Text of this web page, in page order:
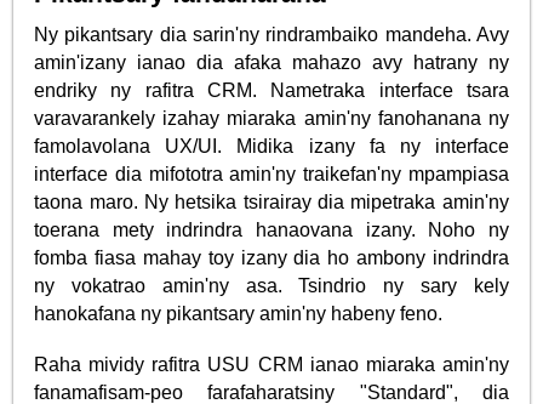
Ny pikantsary dia sarin'ny rindrambaiko mandeha. Avy
amin'izany ianao dia afaka mahazo avy hatrany ny
endriky ny rafitra CRM. Nametraka interface tsara
varavarankely izahay miaraka amin'ny fanohanana ny
famolavolana UX/UI. Midika izany fa ny interface
interface dia mifototra amin'ny traikefan'ny mpampiasa
taona maro. Ny hetsika tsirairay dia mipetraka amin'ny
toerana mety indrindra hanaovana izany. Noho ny
fomba fiasa mahay toy izany dia ho ambony indrindra
ny vokatrao amin'ny asa. Tsindrio ny sary kely
hanokafana ny pikantsary amin'ny habeny feno.
Raha mividy rafitra USU CRM ianao miaraka amin'ny
fanamafisam-peo farafaharatsiny "Standard", dia